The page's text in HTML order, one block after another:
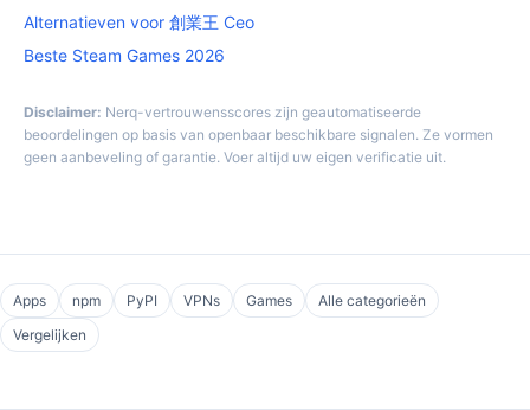
Alternatieven voor 創業王 Ceo
Beste Steam Games 2026
Disclaimer: Nerq-vertrouwensscores zijn geautomatiseerde
beoordelingen op basis van openbaar beschikbare signalen. Ze vormen
geen aanbeveling of garantie. Voer altijd uw eigen verificatie uit.
Apps npm PyPI VPNs Games
Alle categorieën
Vergelijken